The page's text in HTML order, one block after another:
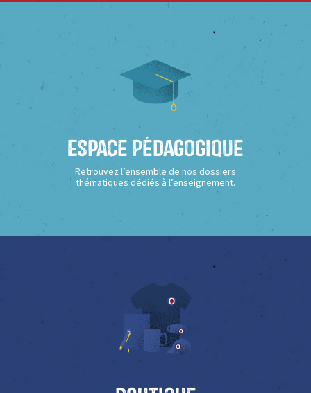
Espace Pédagogique
Retrouvez l’ensemble de nos dossiers
thématiques dédiés à l’enseignement.